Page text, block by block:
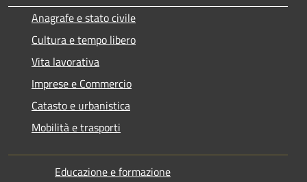
Anagrafe e stato civile
Cultura e tempo libero
Vita lavorativa
Imprese e Commercio
Catasto e urbanistica
Mobilità e trasporti
Educazione e formazione